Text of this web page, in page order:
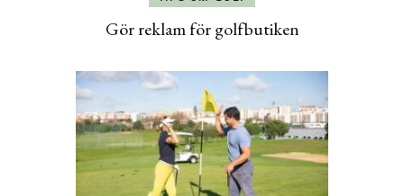
Gör reklam för golfbutiken